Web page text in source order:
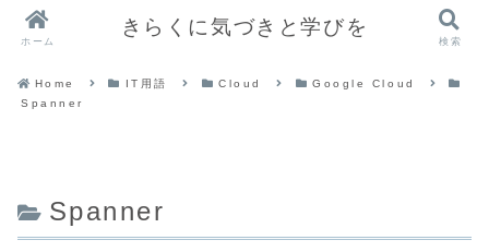
Home IT用語 Cloud
Google Cloud
Spanner
Spanner
ホーム
きらくに気づきと学びを
検索